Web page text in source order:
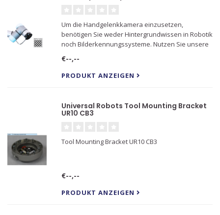
Um die Handgelenkkamera einzusetzen,
benötigen Sie weder Hintergrundwissen in Robotik
noch Bilderkennungssysteme. Nutzen Sie unsere
wenigen Minuten auf einem Roboterarm von
Universal Robots zu installieren.
€--,--
PRODUKT ANZEIGEN
Universal Robots Tool Mounting Bracket
UR10 CB3
Tool Mounting Bracket UR10 CB3
€--,--
PRODUKT ANZEIGEN